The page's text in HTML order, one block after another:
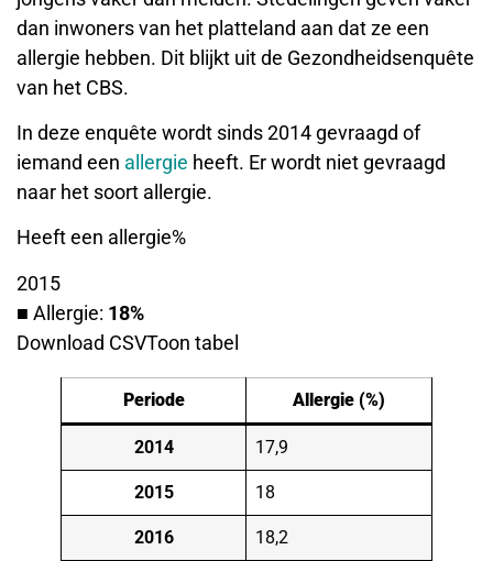
dan inwoners van het platteland aan dat ze een
allergie hebben. Dit blijkt uit de Gezondheidsenquête
van het CBS.
In deze enquête wordt sinds 2014 gevraagd of
iemand een allergie heeft. Er wordt niet gevraagd
naar het soort allergie.
Heeft een allergie%
2015
■ Allergie: 18%
Download CSVToon tabel
Periode Allergie (%)
2014 17,9
2015 18
2016 18,2